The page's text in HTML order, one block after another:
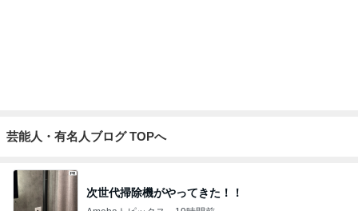
堀ちえみ 付け替えた素敵なネイル